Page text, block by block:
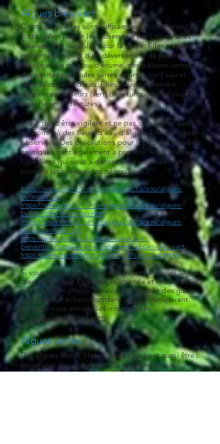
Algues bleu-vert
C’est lorsqu’elles sont suffisamment concentrées de
sorte qu’on puisse les observer à l’œil nu qu’elles
peuvent être nuisibles pour la santé. Elles peuvent
présenter l’aspect d’un déversement de peinture, d e
la soupe aux pois ou d’écume, des traînées vertes ou
des petites particules vertes éparses sur l'eau et
dans la colonne d'eau. Elles peuvent prendre
différentes couleurs (vert, bleu turquoise ou rouge)
ou différentes textures.
Il faut donc être vigilant et ne pas se baigner aux
endroits où des fleurs d'eau d'algues bleu-vert sont
observées. Des précautions pour les autres activités
nautiques sont également à prendre. Voici plusieurs
hyperliens qui vous aideront à la reconnaître et à
prendre les précautions nécessaires.
https://www.environnement.gouv.qc.ca/eau/algues-
bv/index.asp
https://www.environnement.gouv.qc.ca/eau/algues-
bv/identifier-fleurs-eau.htm
https://www.environnement.gouv.qc.ca/eau/algues-
bv/precautions.htm
https://www.quebec.ca/sante/conseils-et-
prevention/sante-et-environnement/algues-bleu-vert
https://www.memphremagog.org/fr/cyanobacteries
Si vous observez ce que vous pensez être des algues
bleu-vert, notez l’endroit, la journée et l’heure et
prenez les en photo. Idéalement, mettez des gants
et prenez un échantillon dans un pot transparent.
Envoyez nous ensuite les informations
lacomalley@gmail.com.
Algues vertes
Des algues vertes filamenteuses peuvent aussi être
observées dans notre lac. Contrairement aux
cyanobactéries, les algues vertes ne sont pas